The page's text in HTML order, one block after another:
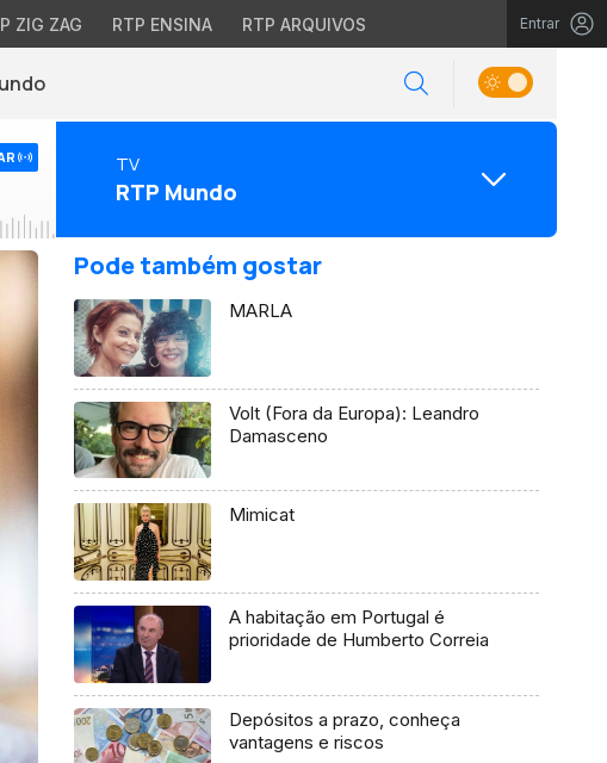
ZIG ZAG RTP ENSINA RTP ARQUIVOS Entrar
TV
RTP Mundo
Pode também gostar
MARLA
Volt (Fora da Europa): Leandro
Damasceno
Mimicat
A habitação em Portugal é
prioridade de Humberto Correia
Depósitos a prazo, conheça
vantagens e riscos